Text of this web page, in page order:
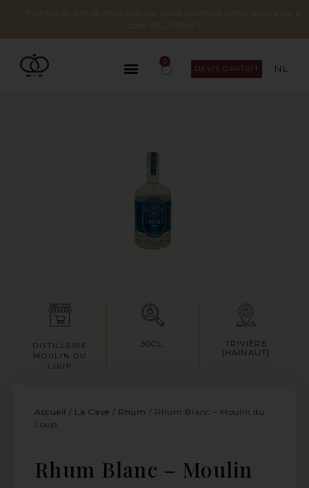
Profitez de 10% de réduction sur votre première commande avec le
code WELCOME !
0
DEVIS GRATUIT NL
DISTILLERIE
MOULIN DU
LOUP
50CL.
TRIVIÈRE
[HAINAUT]
Accueil / La Cave / Rhum / Rhum Blanc – Moulin du
Loup
Rhum Blanc – Moulin